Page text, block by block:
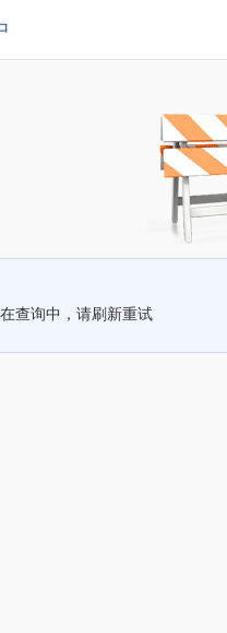
查询中，请刷新重试